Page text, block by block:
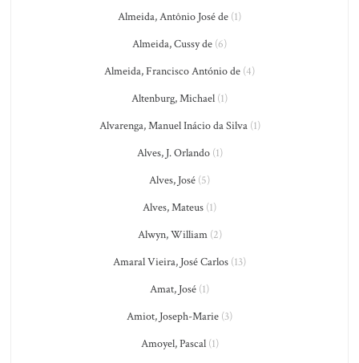
Almeida, Antônio José de (1)
Almeida, Cussy de (6)
Almeida, Francisco António de (4)
Altenburg, Michael (1)
Alvarenga, Manuel Inácio da Silva(1)
Alves, J. Orlando(1)
Alves, José (5)
Alves, Mateus (1)
Alwyn, William(2)
Amaral Vieira, José Carlos (13)
Amat, José (1)
Amiot, Joseph-Marie (3)
Amoyel, Pascal(1)